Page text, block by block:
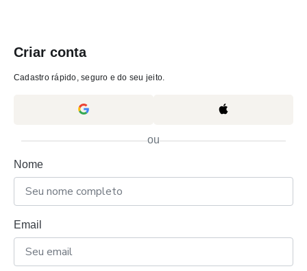
Criar conta
Cadastro rápido, seguro e do seu jeito.
ou
Nome
Email